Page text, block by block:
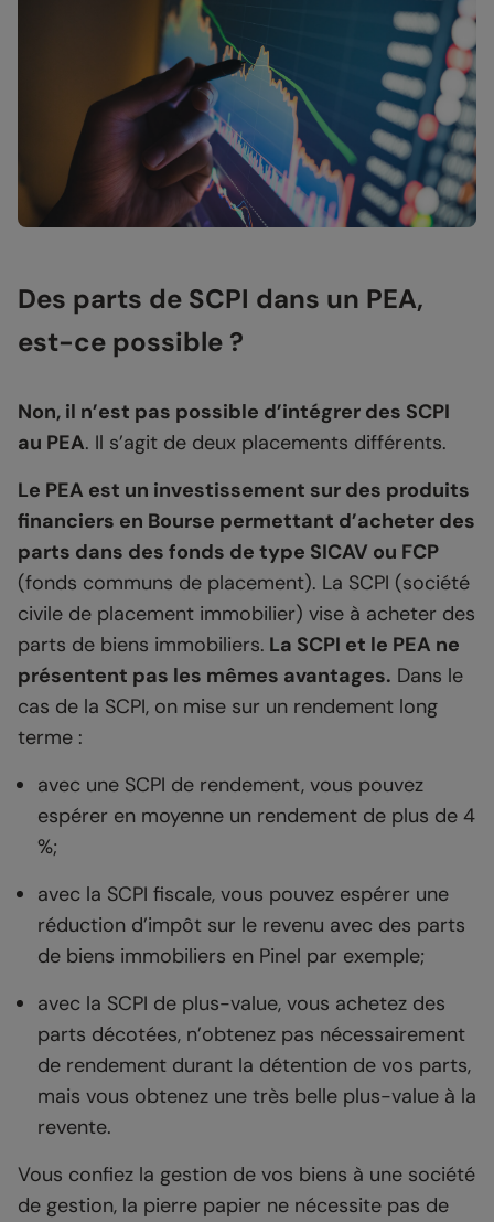
Des parts de SCPI dans un PEA,
est-ce possible ?
Non, il n’est pas possible d’intégrer des SCPI
au PEA. Il s’agit de deux placements différents.
Le PEA est un investissement sur des produits
financiers en Bourse permettant d’acheter des
parts dans des fonds de type SICAV ou FCP
(fonds communs de placement). La SCPI (société
civile de placement immobilier) vise à acheter des
parts de biens immobiliers. La SCPI et le PEA ne
présentent pas les mêmes avantages. Dans le
cas de la SCPI, on mise sur un rendement long
terme :
avec une SCPI de rendement, vous pouvez
espérer en moyenne un rendement de plus de 4
%;
avec la SCPI fiscale, vous pouvez espérer une
réduction d’impôt sur le revenu avec des parts
de biens immobiliers en Pinel par exemple;
avec la SCPI de plus-value, vous achetez des
parts décotées, n’obtenez pas nécessairement
de rendement durant la détention de vos parts,
mais vous obtenez une très belle plus-value à la
revente.
Vous confiez la gestion de vos biens à une société
de gestion, la pierre papier ne nécessite pas de